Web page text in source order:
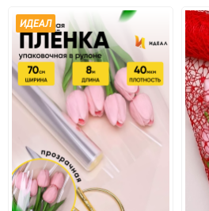
Единица измерения шт.
ИДЕАЛ